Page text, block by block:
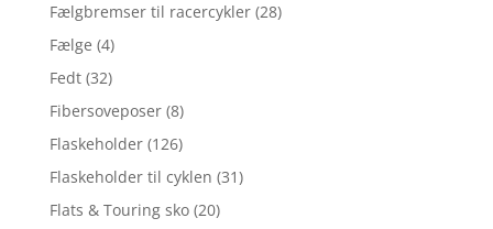
Fælgbremser til racercykler (28)
Fælge (4)
Fedt (32)
Fibersoveposer (8)
Flaskeholder (126)
Flaskeholder til cyklen (31)
Flats & Touring sko (20)